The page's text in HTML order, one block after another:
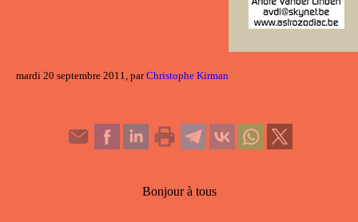
mardi 20 septembre 2011, parChristophe Kirman
Bonjour à tous